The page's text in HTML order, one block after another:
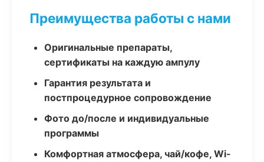
Преимущества работы с нами
Оригинальные препараты,
сертификаты на каждую ампулу
Гарантия результата и
постпроцедурное сопровождение
Фото до/после и индивидуальные
программы
Комфортная атмосфера, чай/кофе, Wi-